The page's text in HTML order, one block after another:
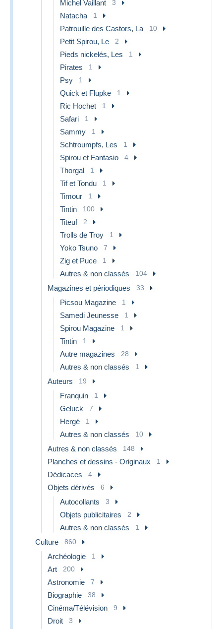
Michel Vaillant 3
Natacha 1
Patrouille des Castors, La 10
Petit Spirou, Le 2
Pieds nickelés, Les 1
Pirates 1
Psy 1
Quick et Flupke 1
Ric Hochet 1
Safari 1
Sammy 1
Schtroumpfs, Les 1
Spirou et Fantasio 4
Thorgal 1
Tif et Tondu 1
Timour 1
Tintin 100
Titeuf 2
Trolls de Troy 1
Yoko Tsuno 7
Zig et Puce 1
Autres & non classés 104
Magazines et périodiques 33
Picsou Magazine 1
Samedi Jeunesse 1
Spirou Magazine 1
Tintin 1
Autre magazines 28
Autres & non classés 1
Auteurs 19
Franquin 1
Geluck 7
Hergé 1
Autres & non classés 10
Autres & non classés 148
Planches et dessins - Originaux 1
Dédicaces 4
Objets dérivés 6
Autocollants 3
Objets publicitaires 2
Autres & non classés 1
Culture 860
Archéologie 1
Art 200
Astronomie 7
Biographie 38
Cinéma/Télévision 9
Droit 3